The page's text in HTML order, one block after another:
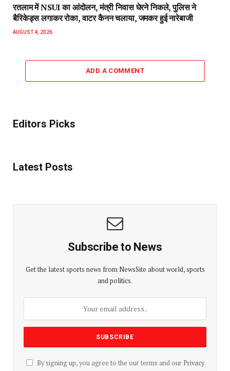
रतलाम में NSUI का आंदोलन, मंत्री निवास घेरने निकले, पुलिस ने
बैरिकेड्स लगाकर रोका, वाटर कैनन चलाया, जमकर हुई नारेबाजी
AUGUST 4, 2026
ADD A COMMENT
Editors Picks
Latest Posts
Subscribe to News
Get the latest sports news from NewsSite about world, sports
and politics.
By signing up, you agree to the our terms and our Privacy